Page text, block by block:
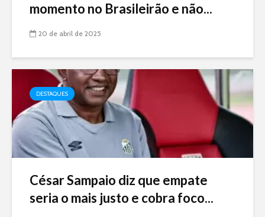
momento no Brasileirão e não...
20 de abril de 2025
DESTAQUES
César Sampaio diz que empate
seria o mais justo e cobra foco...